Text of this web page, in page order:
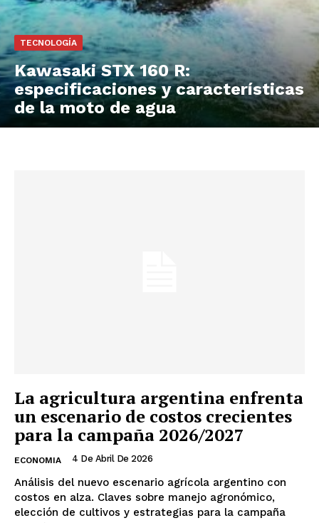
TECNOLOGÍA
Kawasaki STX 160 R:
especificaciones y características
de la moto de agua
La agricultura argentina enfrenta
un escenario de costos crecientes
para la campaña 2026/2027
ECONOMIA 4 De Abril De 2026
Análisis del nuevo escenario agrícola argentino con
costos en alza. Claves sobre manejo agronómico,
elección de cultivos y estrategias para la campaña